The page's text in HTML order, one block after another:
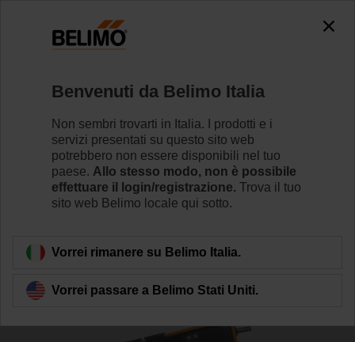
Home Sistemi Soluzioni tagliafuoco e controllo fumi
Soluzione di sistema per
Benvenuti da Belimo Italia
Non sembri trovarti in Italia. I prodotti e i
servizi presentati su questo sito web
potrebbero non essere disponibili nel tuo
paese. Allo stesso modo, non è possibile
effettuare il login/registrazione. Trova il tuo
sito web Belimo locale qui sotto.
Vorrei rimanere su Belimo Italia.
Vorrei passare a Belimo Stati Uniti.